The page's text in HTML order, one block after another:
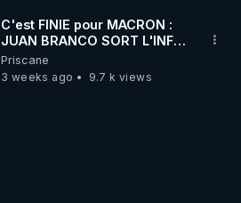
C'est FINIE pour MACRON :
JUAN BRANCO SORT L'INFO
ULTIME JAMAIS RÉVÈLÉ !les
Priscane
3 weeks ago
9.7 k views